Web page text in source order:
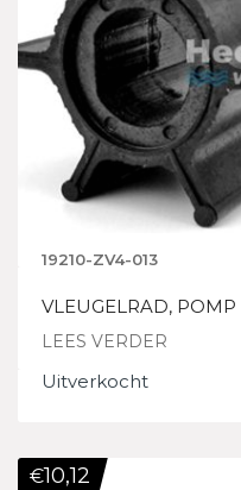
19210-ZV4-013
VLEUGELRAD, POMP
LEES VERDER
Uitverkocht
€10,12